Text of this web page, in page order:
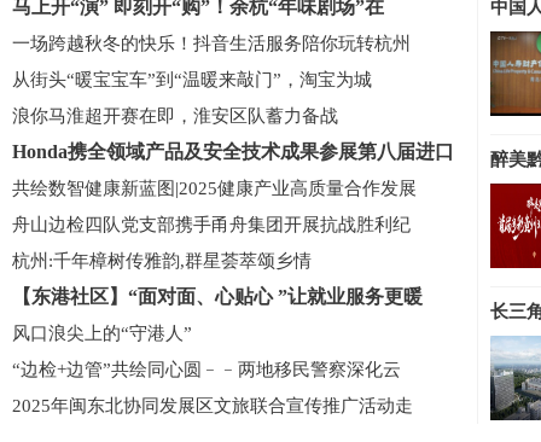
暑期实践｜
淮安浪里马
2026爱拼日
其他家在接
TATA木门
然，以降
smart品牌
精灵6号
邵逸夫医院“
深圳艺术周
深圳艺术周
守护安心消
马上开“演” 即刻开“购”！余杭“年味剧场”在
一场跨越秋冬的快乐！抖音生活服务陪你玩转杭州
从街头“暖宝宝车”到“温暖来敲门”，淘宝为城
浪你马淮超开赛在即，淮安区队蓄力备战
Honda携全领域产品及安全技术成果参展第八届进口
共绘数智健康新蓝图|2025健康产业高质量合作发展
舟山边检四队党支部携手甬舟集团开展抗战胜利纪
杭州:千年樟树传雅韵,群星荟萃颂乡情
【东港社区】“面对面、心贴心 ”让就业服务更暖
风口浪尖上的“守港人”
“边检+边管”共绘同心圆﹣﹣两地移民警察深化云
2025年闽东北协同发展区文旅联合宣传推广活动走
中国
醉美
长三